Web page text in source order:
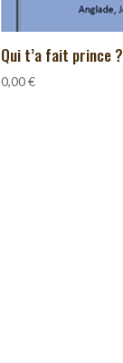
Qui t’a fait prince ?
0,00€